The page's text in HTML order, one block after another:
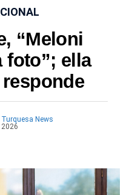
“Meloni
foto”; ella
Turquesa News